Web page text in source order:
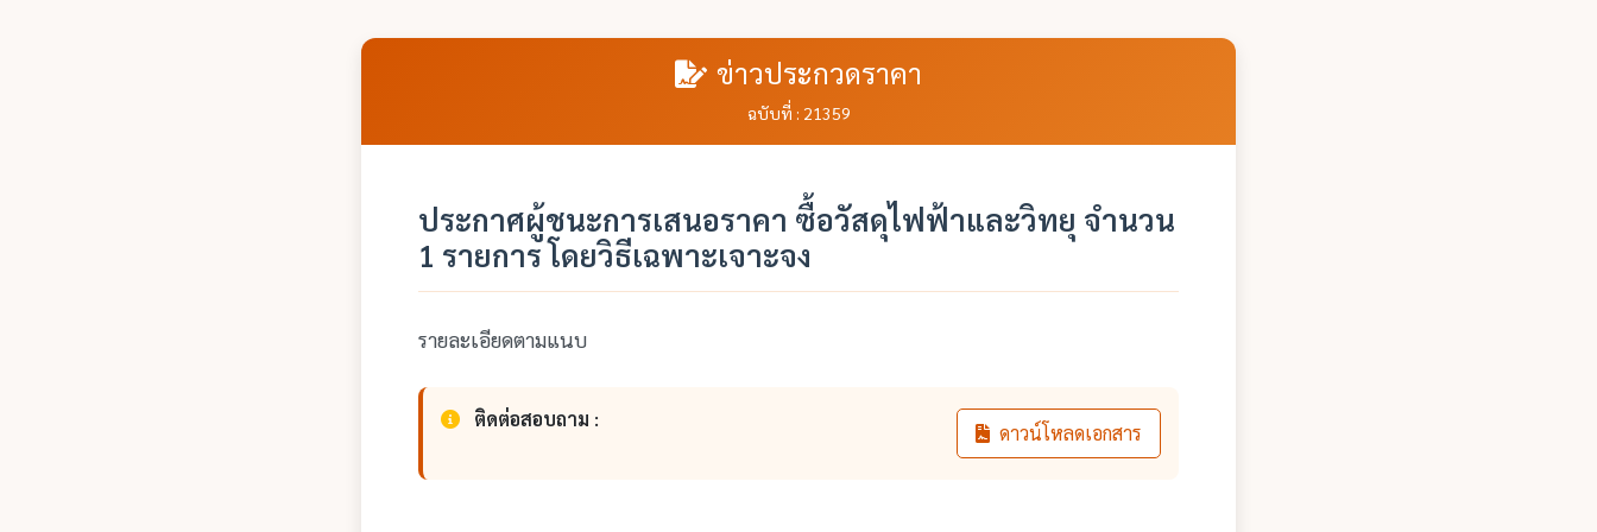
ข่าวประกวดราคา
ฉบับที่ : 21359
ประกาศผู้ชนะการเสนอราคา ซื้อวัสดุไฟฟ้าและวิทยุ จำนวน
1 รายการ โดยวิธีเฉพาะเจาะจง
รายละเอียดตามแนบ
ติดต่อสอบถาม :
ดาวน์โหลดเอกสาร